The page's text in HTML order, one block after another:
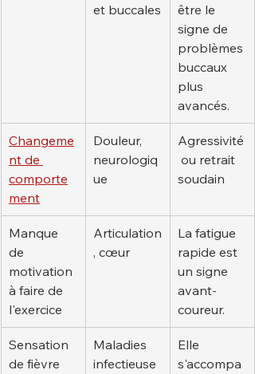
et buccales
être le
signe de
problèmes
buccaux
plus
avancés.
Changeme
nt de
comporte
ment
Douleur,
neurologiq
ue
Agressivité
ou retrait
soudain
Manque
de
motivation
à faire de
l'exercice
Articulation
, cœur
La fatigue
rapide est
un signe
avant-
coureur.
Sensation
de fièvre
Maladies
infectieuse
Elle
s'accompa